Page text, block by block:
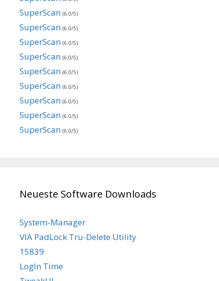
SuperScan (6.0/5)
SuperScan (6.0/5)
SuperScan (6.0/5)
SuperScan (6.0/5)
SuperScan (6.0/5)
SuperScan (6.0/5)
SuperScan (6.0/5)
SuperScan (6.0/5)
SuperScan (6.0/5)
Neueste Software Downloads
System-Manager
VIA PadLock Tru-Delete Utility
15839
LogIn Time